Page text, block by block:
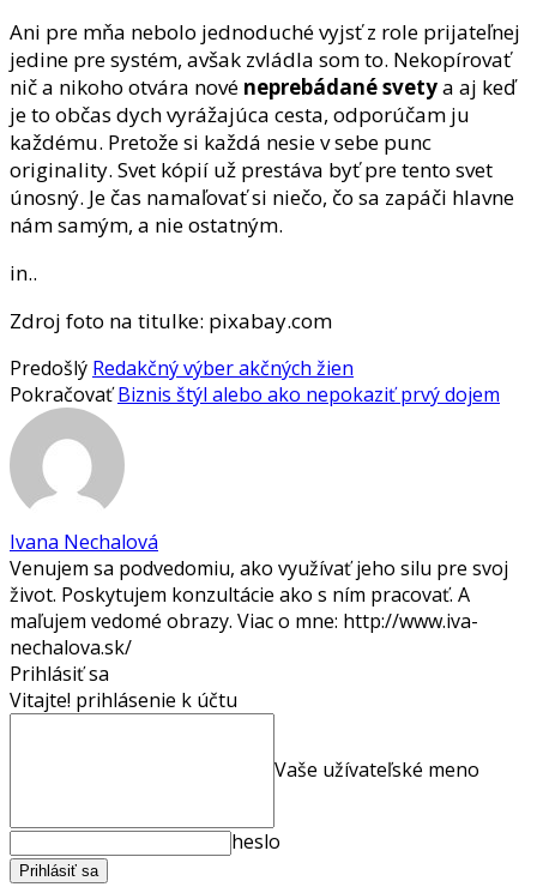
Ani pre mňa nebolo jednoduché vyjsť z role prijateľnej
jedine pre systém, avšak zvládla som to. Nekopírovať
nič a nikoho otvára nové neprebádané svetya aj keď
je to občas dych vyrážajúca cesta, odporúčam ju
každému. Pretože si každá nesie v sebe punc
originality. Svet kópií už prestáva byť pre tento svet
únosný. Je čas namaľovať si niečo, čo sa zapáči hlavne
nám samým, a nie ostatným.
in..
Zdroj foto na titulke: pixabay.com
Predošlý Redakčný výber akčných žien
Pokračovať Biznis štýl alebo ako nepokaziť prvý dojem
Ivana Nechalová
Venujem sa podvedomiu, ako využívať jeho silu pre svoj
život. Poskytujem konzultácie ako s ním pracovať. A
maľujem vedomé obrazy. Viac o mne: http://www.iva-
nechalova.sk/
Prihlásiť sa
Vitajte! prihlásenie k účtu
Vaše užívateľské meno
heslo